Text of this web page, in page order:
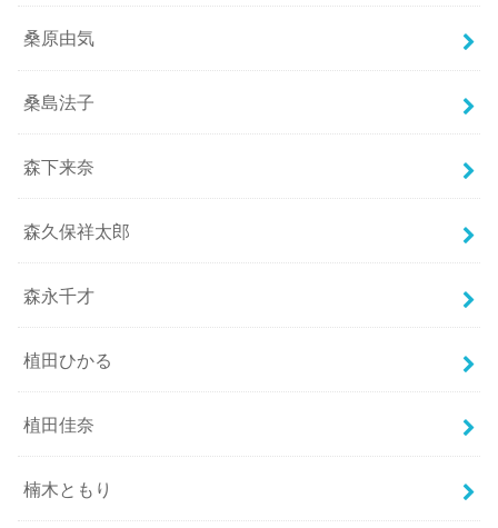
桑原由気
桑島法子
森下来奈
森久保祥太郎
森永千才
植田ひかる
植田佳奈
楠木ともり